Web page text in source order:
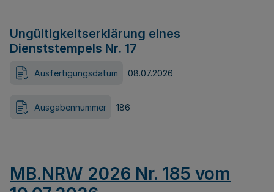
Ungültigkeitserklärung eines
Dienststempels Nr. 17
Ausfertigungsdatum 08.07.2026
Ausgabennummer 186
MB.NRW 2026 Nr. 185 vom